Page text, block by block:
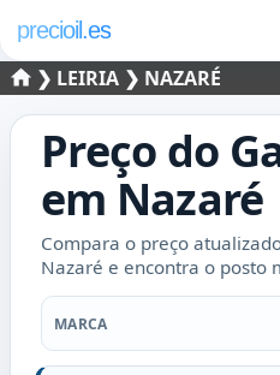
precioil.es
❯ LEIRIA ❯ NAZARÉ
Preço do
em Nazaré
Compara o preço
Nazaré e encontra o posto
Marca
MARCA